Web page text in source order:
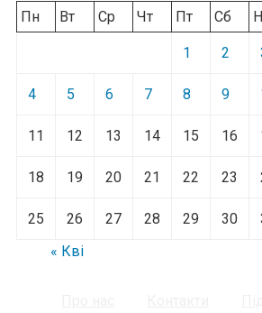
Пн
Вт Ср Чт Пт Сб
1 2
4 5 6 7 8 9
11 12 13 14 15 16
18 19 20 21 22 23
25 26 27 28 29 30
« Кві